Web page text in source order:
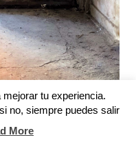
tu experiencia.
no, siempre puedes salir
More